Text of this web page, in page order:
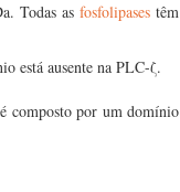
Todas as fosfolipases têm
está ausente na PLC-ζ.
composto por um domínio